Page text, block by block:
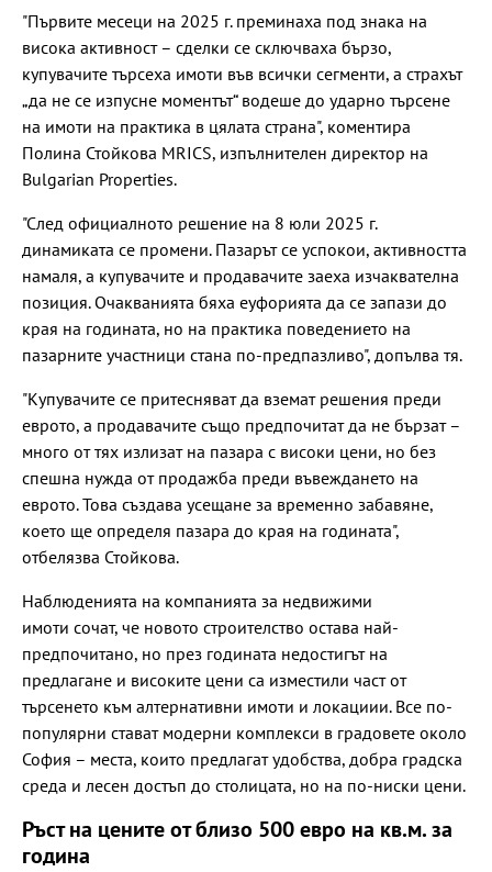
"Първите месеци на 2025 г. преминаха под знака на
висока активност – сделки се сключваха бързо,
купувачите търсеха имоти във всички сегменти, а страхът
„да не се изпусне моментът“ водеше до ударно търсене
на имоти на практика в цялата страна", коментира
Полина Стойкова MRICS, изпълнителен директор на
Bulgarian Properties.
"След официалното решение на 8 юли 2025 г.
динамиката се промени. Пазарът се успокои, активността
намаля, а купувачите и продавачите заеха изчаквателна
позиция. Очакванията бяха еуфорията да се запази до
края на годината, но на практика поведението на
пазарните участници стана по-предпазливо", допълва тя.
"Купувачите се притесняват да вземат решения преди
еврото, а продавачите също предпочитат да не бързат –
много от тях излизат на пазара с високи цени, но без
спешна нужда от продажба преди въвеждането на
еврото. Това създава усещане за временно забавяне,
което ще определя пазара до края на годината",
отбелязва Стойкова.
Наблюденията на компанията за недвижими
имоти сочат, че новото строителство остава най-
предпочитано, но през годината недостигът на
предлагане и високите цени са изместили част от
търсенето към алтернативни имоти и локациии. Все по-
популярни стават модерни комплекси в градовете около
София – места, които предлагат удобства, добра градска
среда и лесен достъп до столицата, но на по-ниски цени.
Ръст на цените от близо 500 евро на кв.м. за
година